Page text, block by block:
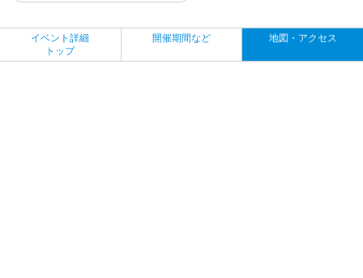
イベント詳細
トップ
開催期間など 地図・アクセス